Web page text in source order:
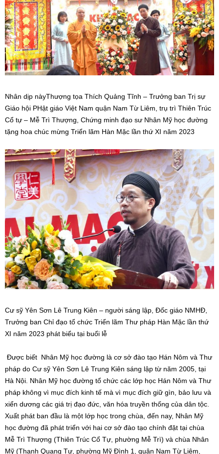
Nhân dịp nàyThượng tọa Thích Quảng Tĩnh – Trưởng ban Trị sự
Giáo hội PHật giáo Việt Nam quận Nam Từ Liêm, trụ trì Thiên Trúc
Cổ tự – Mễ Trì Thượng, Chứng minh đạo sư Nhân Mỹ học đường
tặng hoa chúc mừng Triển lãm Hàn Mặc lần thứ XI năm 2023
Cư sỹ Yên Sơn Lê Trung Kiên – người sáng lập, Đốc giáo NMHĐ,
Trưởng ban Chỉ đạo tổ chức Triển lãm Thư pháp Hàn Mặc lần thứ
XI năm 2023 phát biểu tại buổi lễ
Được biết Nhân Mỹ học đường là cơ sở đào tạo Hán Nôm và Thư
pháp do Cư sỹ Yên Sơn Lê Trung Kiên sáng lập từ năm 2005, tại
Hà Nội. Nhân Mỹ học đường tổ chức các lớp học Hán Nôm và Thư
pháp không vì mục đích kinh tế mà vì mục đích giữ gìn, bảo lưu và
xiển dương các giá trị đạo đức, văn hóa truyền thống của dân tộc.
Xuất phát ban đầu là một lớp học trong chùa, đến nay, Nhân Mỹ
học đường đã phát triển với hai cơ sở đào tạo chính đặt tại chùa
Mễ Trì Thượng (Thiên Trúc Cổ Tự, phường Mễ Trì) và chùa Nhân
Mỹ (Thanh Quang Tự, phường Mỹ Đình 1, quận Nam Từ Liêm,